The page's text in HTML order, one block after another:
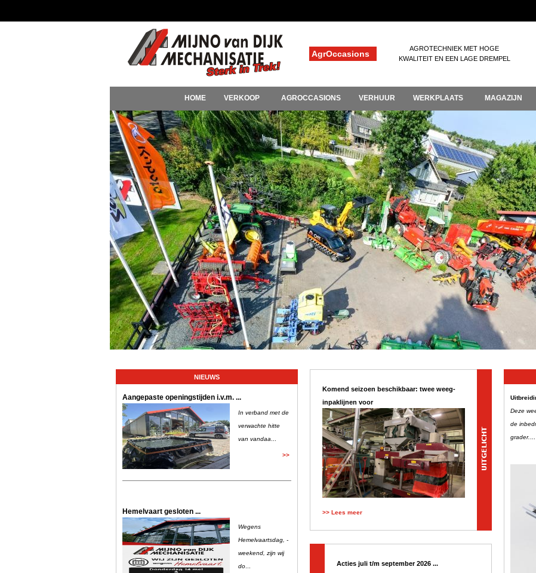
AgrOccasions
AGROTECHNIEK MET HOGE
KWALITEIT EN EEN LAGE DREMPEL
HOME VERKOOP AGROCCASIONS VERHUUR WERKPLAATS MAGAZIJN
NIEUWS
Aangepaste openingstijden i.v.m. ...
In verband met de
verwachte hitte
van vandaa
>>
Hemelvaart gesloten ...
Wegens
Hemelvaartsdag, -
weekend, zijn wij
do...
Komend seizoen beschikbaar: twee weeg-
inpaklijnen voor
>> Lees meer
Acties juli t/m september 2026 ...
Deze
de
grader.